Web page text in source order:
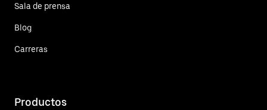
Sala de prensa
Blog
Carreras
Productos